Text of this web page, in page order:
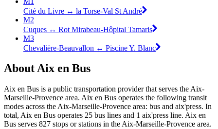
Cité du Livre ↔ la Torse-Val St André
M2
Cuques ↔ Rot Mirabeau-Hôpital Tamaris
M3
Chevalière-Beauvallon ↔ Piscine Y. Blanc
About Aix en Bus
Aix en Bus is a public transportation provider that serves the Aix-
Marseille-Provence area. Aix en Bus operates the following transit
modes across the Aix-Marseille-Provence area: bus and aix'press. In
total, Aix en Bus operates 25 bus lines and 1 aix'press line. Aix en
Bus serves 827 stops or stations in the Aix-Marseille-Provence area.